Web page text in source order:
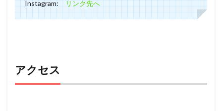
Instagram:リンク先へ
アクセス